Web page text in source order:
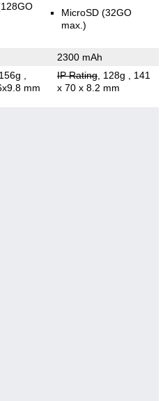
MicroSD (32GO
max.)
2300 mAh
mm
IP Rating, 128g
, 141
x 70 x 8.2 mm